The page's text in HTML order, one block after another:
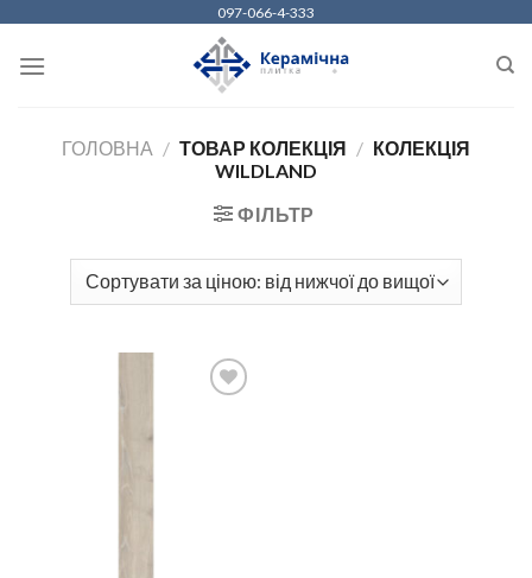
content
097-066-4-333
ГОЛОВНА / ТОВАР КОЛЕКЦІЯ / КОЛЕКЦІЯ
WILDLAND
ФІЛЬТР